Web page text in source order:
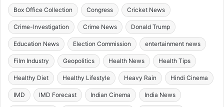
Box Office Collection Congress Cricket News
Crime-Investigation Crime News Donald Trump
Education News Election Commission entertainment news
Film Industry Geopolitics Health News Health Tips
Healthy Diet Healthy Lifestyle Heavy Rain Hindi Cinema
IMD IMD Forecast Indian Cinema India News